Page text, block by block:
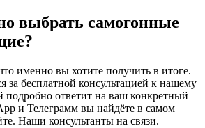
выбрать самогонные
именно вы хотите получить в итоге.
за бесплатной консультацией к нашему
подробно ответит на ваш конкретный
и Телеграмм вы найдёте в самом
Наши консультанты на связи.